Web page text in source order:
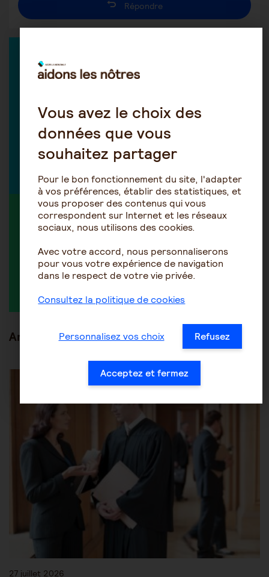
Répondre
Avocate
MEMBRE ACTIF DANS LA DISCUSSION
Jennifer
Articles en lien
Les mesures de protection juridique Tutelle-Curatelle
27 juillet 2026
Vous avez le choix des
données que vous
souhaitez partager
Pour le bon fonctionnement du site, l'adapter
à vos préférences, établir des statistiques, et
vous proposer des contenus qui vous
correspondent sur Internet et les réseaux
sociaux, nous utilisons des cookies.
Avec votre accord, nous personnaliserons
pour vous votre expérience de navigation
dans le respect de votre vie privée.
Consultez la politique de cookies
Personnalisez vos choix Refusez
Acceptez et fermez